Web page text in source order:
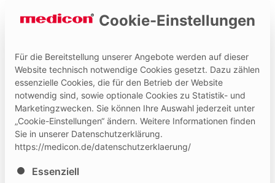
Hilfe und Kontakt Medicon Extranet
Cookie-Einstellungen
Für die Bereitstellung unserer Angebote werden auf dieser
Website technisch notwendige Cookies gesetzt. Dazu zählen
essenzielle Cookies, die für den Betrieb der Website
notwendig sind, sowie optionale Cookies zu Statistik- und
Marketingzwecken. Sie können Ihre Auswahl jederzeit unter
„Cookie-Einstellungen“ ändern. Weitere Informationen finden
Sie in unserer Datenschutzerklärung.
https://medicon.de/datenschutzerklaerung/
Es folgt eine Liste der Service-Gruppen, für die eine
Essenziell